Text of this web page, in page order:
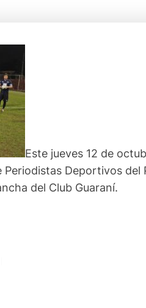
Este jueves 12 de
Periodistas Deportivos
del Club Guaraní.